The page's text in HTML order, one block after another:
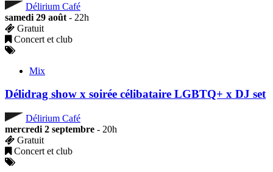
Délirium Café
samedi 29 août - 22h
Gratuit
Concert et club
Mix
Délidrag show x soirée célibataire LGBTQ+ x DJ set
Délirium Café
mercredi 2 septembre - 20h
Gratuit
Concert et club